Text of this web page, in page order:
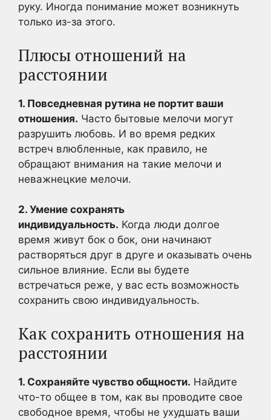
руку. Иногда понимание может возникнуть
только из-за этого.
Плюсы отношений на
расстоянии
1. Повседневная рутина не портит ваши
отношения. Часто бытовые мелочи могут
разрушить любовь. И во время редких
встреч влюбленные, как правило, не
обращают внимания на такие мелочи и
неважнецкие мелочи.
2. Умение сохранять
индивидуальность. Когда люди долгое
время живут бок о бок, они начинают
растворяться друг в друге и оказывать очень
сильное влияние. Если вы будете
встречаться реже, у вас есть возможность
сохранить свою индивидуальность.
Как сохранить отношения на
расстоянии
1. Сохраняйте чувство общности. Найдите
что-то общее в том, как вы проводите свое
свободное время, чтобы не ухудшать ваши